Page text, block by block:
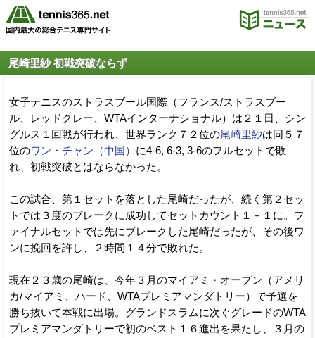
尾崎里紗 初戦突破ならず
女子テニスのストラスブール国際（フランス/ストラスブー
ル、レッドクレー、WTAインターナショナル）は２１日、シン
グルス１回戦が行われ、世界ランク７２位の尾崎里紗は同５７
位のワン・チャン（中国） に4-6, 6-3, 3-6のフルセットで敗
れ、初戦突破とはならなかった。
この試合、第１セットを落とした尾崎だったが、続く第２セッ
トでは３度のブレークに成功してセットカウント１－１に。フ
ァイナルセットでは先にブレークした尾崎だったが、その後ワ
ンに挽回を許し、２時間１４分で敗れた。
現在２３歳の尾崎は、今年３月のマイアミ・オープン（アメリ
カ/マイアミ、ハード、WTAプレミアマンダトリー）で予選を
勝ち抜いて本戦に出場。グランドスラムに次ぐグレードのWTA
プレミアマンダトリーで初のベスト１６進出を果たし、３月の